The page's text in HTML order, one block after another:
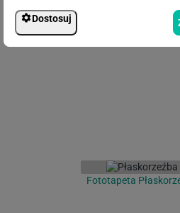
Fototapeta Złote
Fototapeta
Dostosuj